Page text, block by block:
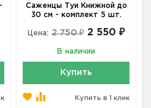
Саженцы Туи Книжной до
30 см - комплект 5 шт.
Цена: 2 750 ₽ 2 550 ₽
В наличии
Купить
Купить в 1 клик